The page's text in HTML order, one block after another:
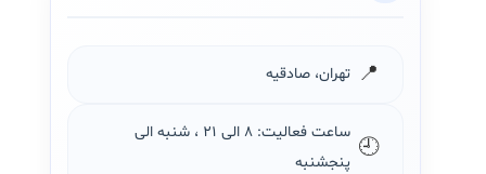
📍 تهران، صادقیه
🕘
ساعت فعالیت: ۸ الی ۲۱ ، شنبه الی
پنجشنبه